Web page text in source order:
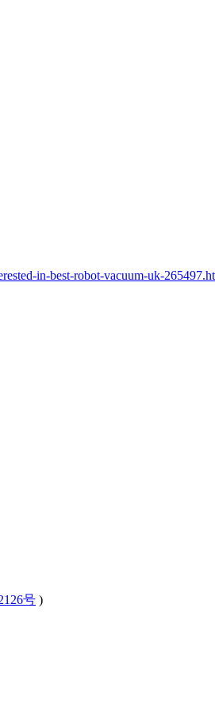
in-best-robot-vacuum-uk-
号 )